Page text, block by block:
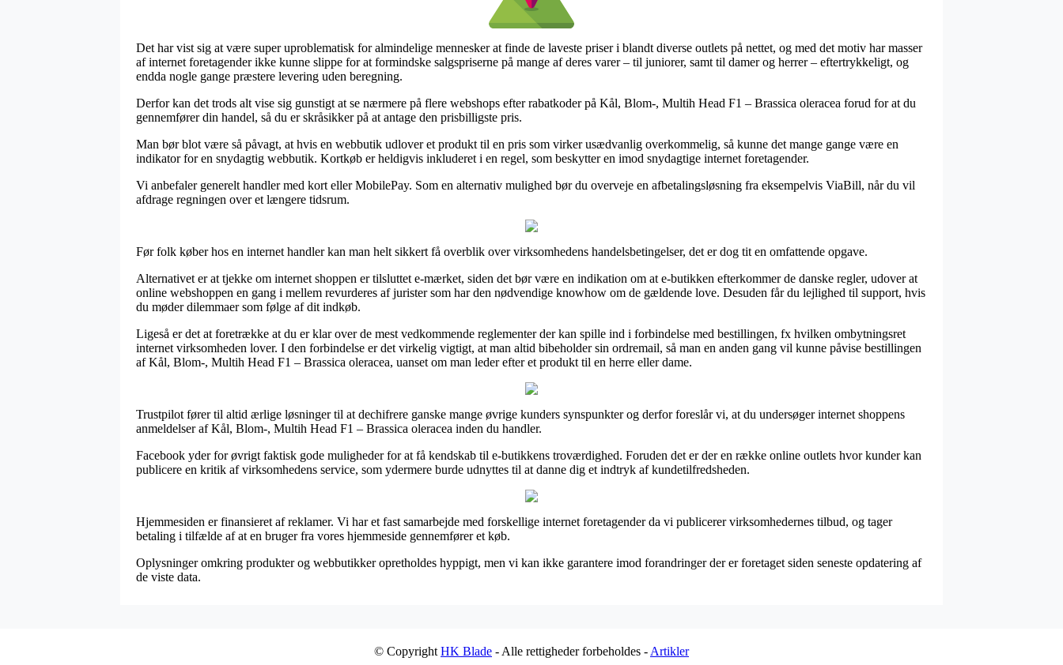
Det har vist sig at være super uproblematisk for almindelige mennesker at finde de laveste priser i blandt diverse outlets på nettet, og med det motiv har masser
af internet foretagender ikke kunne slippe for at formindske salgspriserne på mange af deres varer – til juniorer, samt til damer og herrer – eftertrykkeligt, og
endda nogle gange præstere levering uden beregning.
Derfor kan det trods alt vise sig gunstigt at se nærmere på flere webshops efter rabatkoder på Kål, Blom-, Multih Head F1 – Brassica oleracea forud for at du
gennemfører din handel, så du er skråsikker på at antage den prisbilligste pris.
Man bør blot være så påvagt, at hvis en webbutik udlover et produkt til en pris som virker usædvanlig overkommelig, så kunne det mange gange være en
indikator for en snydagtig webbutik. Kortkøb er heldigvis inkluderet i en regel, som beskytter en imod snydagtige internet foretagender.
Vi anbefaler generelt handler med kort eller MobilePay. Som en alternativ mulighed bør du overveje en afbetalingsløsning fra eksempelvis ViaBill, når du vil
afdrage regningen over et længere tidsrum.
Før folk køber hos en internet handler kan man helt sikkert få overblik over virksomhedens handelsbetingelser, det er dog tit en omfattende opgave.
Alternativet er at tjekke om internet shoppen er tilsluttet e-mærket, siden det bør være en indikation om at e-butikken efterkommer de danske regler, udover at
online webshoppen en gang i mellem revurderes af jurister som har den nødvendige knowhow om de gældende love. Desuden får du lejlighed til support, hvis
du møder dilemmaer som følge af dit indkøb.
Ligeså er det at foretrække at du er klar over de mest vedkommende reglementer der kan spille ind i forbindelse med bestillingen, fx hvilken ombytningsret
internet virksomheden lover. I den forbindelse er det virkelig vigtigt, at man altid bibeholder sin ordremail, så man en anden gang vil kunne påvise bestillingen
af Kål, Blom-, Multih Head F1 – Brassica oleracea, uanset om man leder efter et produkt til en herre eller dame.
Trustpilot fører til altid ærlige løsninger til at dechifrere ganske mange øvrige kunders synspunkter og derfor foreslår vi, at du undersøger internet shoppens
anmeldelser af Kål, Blom-, Multih Head F1 – Brassica oleracea inden du handler.
Facebook yder for øvrigt faktisk gode muligheder for at få kendskab til e-butikkens troværdighed. Foruden det er der en række online outlets hvor kunder kan
publicere en kritik af virksomhedens service, som ydermere burde udnyttes til at danne dig et indtryk af kundetilfredsheden.
Hjemmesiden er finansieret af reklamer. Vi har et fast samarbejde med forskellige internet foretagender da vi publicerer virksomhedernes tilbud, og tager
betaling i tilfælde af at en bruger fra vores hjemmeside gennemfører et køb.
Oplysninger omkring produkter og webbutikker opretholdes hyppigt, men vi kan ikke garantere imod forandringer der er foretaget siden seneste opdatering af
de viste data.
© Copyright HK Blade - Alle rettigheder forbeholdes - Artikler